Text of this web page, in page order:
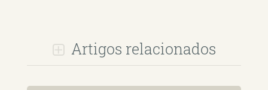
Artigos relacionados